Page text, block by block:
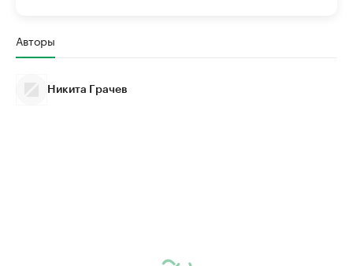
Авторы
Никита Грачев